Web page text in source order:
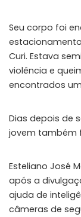
Seu corpo foi
Curi. Estava
violência e
encontrados
Dias depois de
jovem também
Esteliano José
após a
ajuda de
câmeras de